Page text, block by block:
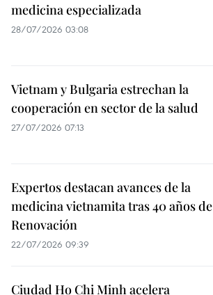
medicina especializada
28/07/2026 03:08
Vietnam y Bulgaria estrechan la
cooperación en sector de la salud
27/07/2026 07:13
Expertos destacan avances de la
medicina vietnamita tras 40 años de
Renovación
22/07/2026 09:39
Ciudad Ho Chi Minh acelera